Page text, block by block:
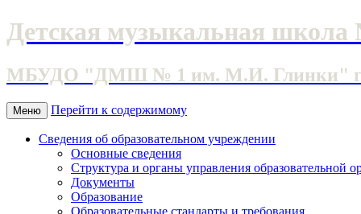
Детская музыкальная
МБУДО "ДМШ № 1 им. М.И. Глинки" г.
Меню Перейти к содержимому
Сведения об образовательном учреждении
Основные сведения
Структура и органы управления образовательной
Документы
Образование
Образовательные стандарты и требования